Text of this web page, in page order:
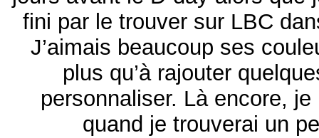
fini par le trouver sur LBC
J’aimais beaucoup ses
plus qu’à rajouter
personnaliser. Là encore, je
quand je trouverai un